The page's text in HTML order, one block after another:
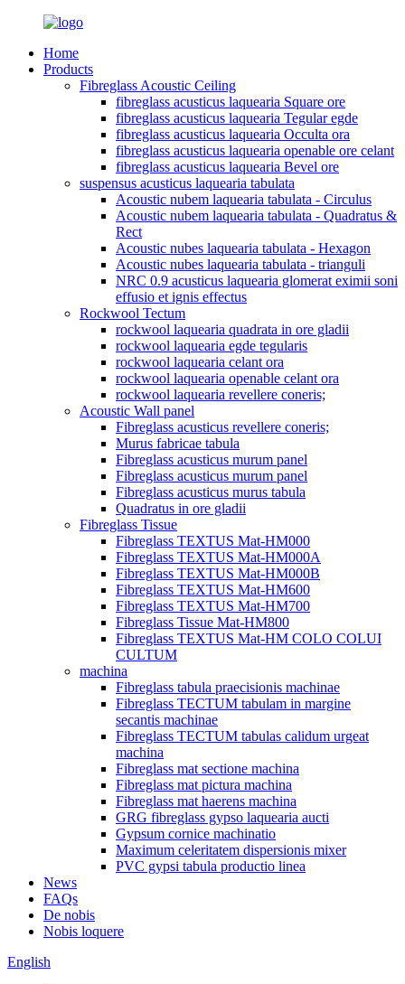
Home
Products
Fibreglass Acoustic Ceiling
fibreglass acusticus laquearia Square ore
fibreglass acusticus laquearia Tegular egde
fibreglass acusticus laquearia Occulta ora
fibreglass acusticus laquearia openable ore celant
fibreglass acusticus laquearia Bevel ore
suspensus acusticus laquearia tabulata
Acoustic nubem laquearia tabulata - Circulus
Acoustic nubem laquearia tabulata - Quadratus &
Rect
Acoustic nubes laquearia tabulata - Hexagon
Acoustic nubes laquearia tabulata - trianguli
NRC 0.9 acusticus laquearia glomerat eximii soni
effusio et ignis effectus
Rockwool Tectum
rockwool laquearia quadrata in ore gladii
rockwool laquearia egde tegularis
rockwool laquearia celant ora
rockwool laquearia openable celant ora
rockwool laquearia revellere coneris;
Acoustic Wall panel
Fibreglass acusticus revellere coneris;
Murus fabricae tabula
Fibreglass acusticus murum panel
Fibreglass acusticus murum panel
Fibreglass acusticus murus tabula
Quadratus in ore gladii
Fibreglass Tissue
Fibreglass TEXTUS Mat-HM000
Fibreglass TEXTUS Mat-HM000A
Fibreglass TEXTUS Mat-HM000B
Fibreglass TEXTUS Mat-HM600
Fibreglass TEXTUS Mat-HM700
Fibreglass Tissue Mat-HM800
Fibreglass TEXTUS Mat-HM COLO COLUI
CULTUM
machina
Fibreglass tabula praecisionis machinae
Fibreglass TECTUM tabulam in margine
secantis machinae
Fibreglass TECTUM tabulas calidum urgeat
machina
Fibreglass mat sectione machina
Fibreglass mat pictura machina
Fibreglass mat haerens machina
GRG fibreglass gypso laquearia aucti
Gypsum cornice machinatio
Maximum celeritatem dispersionis mixer
PVC gypsi tabula productio linea
News
FAQs
De nobis
Nobis loquere
English